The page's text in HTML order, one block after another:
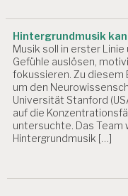
Hintergrundmusik
Musik soll in erster
Gefühle auslösen,
fokussieren. Zu diesem
um den
Universität Stanford
auf die
untersuchte. Das Team
Hintergrundmusik […]